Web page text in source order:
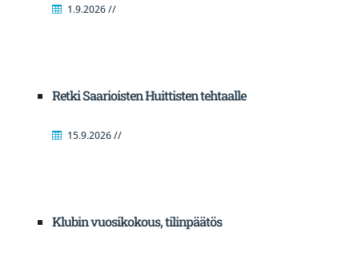
1.9.2026 //
Retki Saarioisten Huittisten tehtaalle
15.9.2026 //
Klubin vuosikokous, tilinpäätös